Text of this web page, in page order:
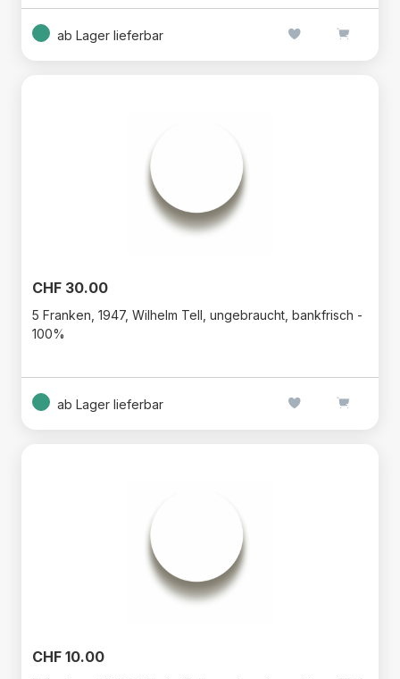
ab Lager lieferbar
CHF 30.00
5 Franken, 1947, Wilhelm Tell, ungebraucht, bankfrisch -
100%
ab Lager lieferbar
CHF 10.00